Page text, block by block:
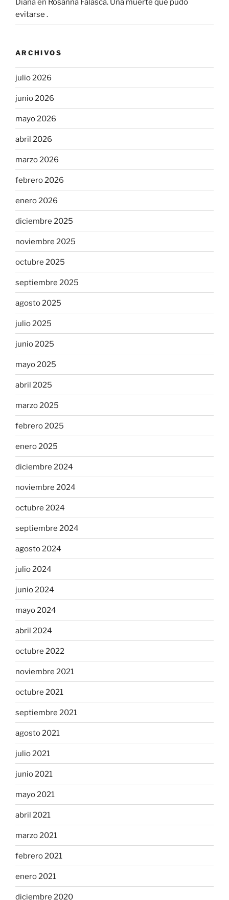
Dianaen Rosanna Falasca. Una muerte que pudo
evitarse .
ARCHIVOS
julio 2026
junio 2026
mayo 2026
abril 2026
marzo 2026
febrero 2026
enero 2026
diciembre 2025
noviembre 2025
octubre 2025
septiembre 2025
agosto 2025
julio 2025
junio 2025
mayo 2025
abril 2025
marzo 2025
febrero 2025
enero 2025
diciembre 2024
noviembre 2024
octubre 2024
septiembre 2024
agosto 2024
julio 2024
junio 2024
mayo 2024
abril 2024
octubre 2022
noviembre 2021
octubre 2021
septiembre 2021
agosto 2021
julio 2021
junio 2021
mayo 2021
abril 2021
marzo 2021
febrero 2021
enero 2021
diciembre 2020